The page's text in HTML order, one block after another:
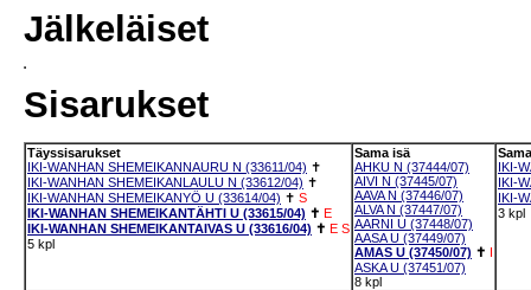
Jälkeläiset
Sisarukset
Täyssisarukset
IKI-WANHAN SHEMEIKANNAURU N (33611/04) ✝
IKI-WANHAN SHEMEIKANLAULU N (33612/04) ✝
IKI-WANHAN SHEMEIKANYÖ U (33614/04) ✝ S
IKI-WANHAN SHEMEIKANTÄHTI U (33615/04) ✝ E
IKI-WANHAN SHEMEIKANTAIVAS U (33616/04) ✝ E S
5 kpl
Sama isä
AHKU N (37444/07)
AIVI N (37445/07)
AAVA N (37446/07)
ALVA N (37447/07)
AARNI U (37448/07)
AASA U (37449/07)
AMAS U (37450/07) ✝ I
ASKA U (37451/07)
8 kpl
IKI-
IKI-
IKI-
3 kpl